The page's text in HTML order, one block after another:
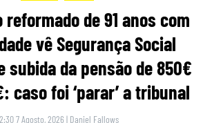
de 91 anos com
vê Segurança Social
subida da pensão de 850€
caso foi ‘parar’ a tribunal
7 Agosto, 2026 | Daniel Fallows